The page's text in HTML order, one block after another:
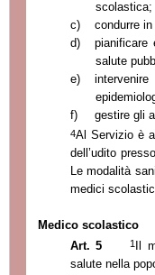
scolastica;
c)
condurre
d)
pianificare
salute
e)
f)
gestire gli
4Al Servizio è
dell’udito
Le modalità
medici
Medico scolastico
Art. 5
1
Il
salute nella